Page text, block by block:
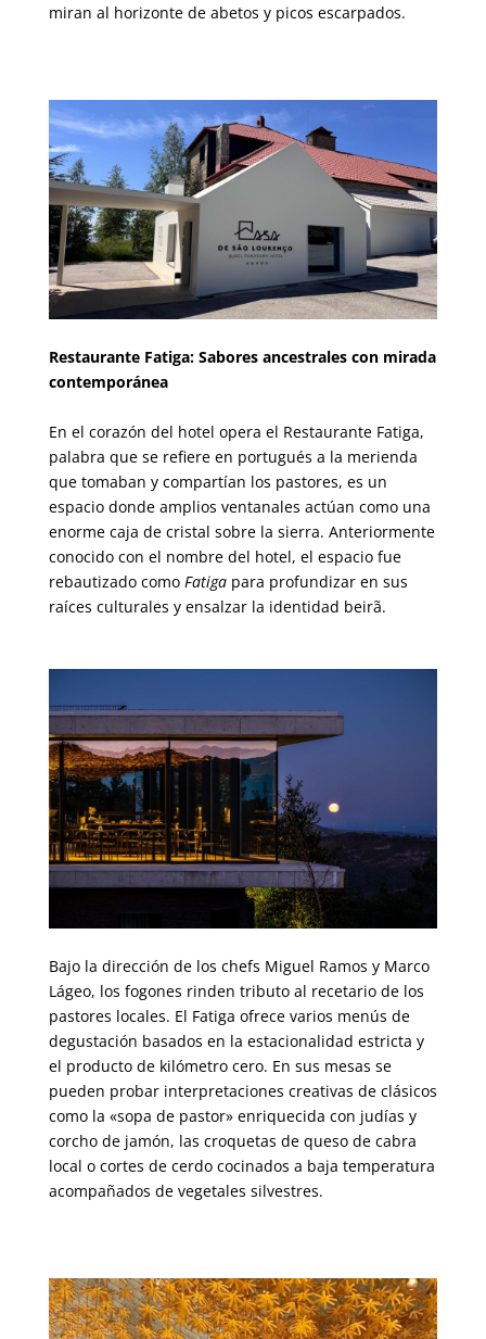
miran al horizonte de abetos y picos escarpados.
Restaurante Fatiga: Sabores ancestrales con mirada
contemporánea
En el corazón del hotel opera el Restaurante Fatiga,
palabra que se refiere en portugués a la merienda
que tomaban y compartían los pastores, es un
espacio donde amplios ventanales actúan como una
enorme caja de cristal sobre la sierra. Anteriormente
conocido con el nombre del hotel, el espacio fue
rebautizado como Fatigapara profundizar en sus
raíces culturales y ensalzar la identidad beirã.
Bajo la dirección de los chefs Miguel Ramos y Marco
Lágeo, los fogones rinden tributo al recetario de los
pastores locales. El Fatiga ofrece varios menús de
degustación basados en la estacionalidad estricta y
el producto de kilómetro cero. En sus mesas se
pueden probar interpretaciones creativas de clásicos
como la «sopa de pastor» enriquecida con judías y
corcho de jamón, las croquetas de queso de cabra
local o cortes de cerdo cocinados a baja temperatura
acompañados de vegetales silvestres.